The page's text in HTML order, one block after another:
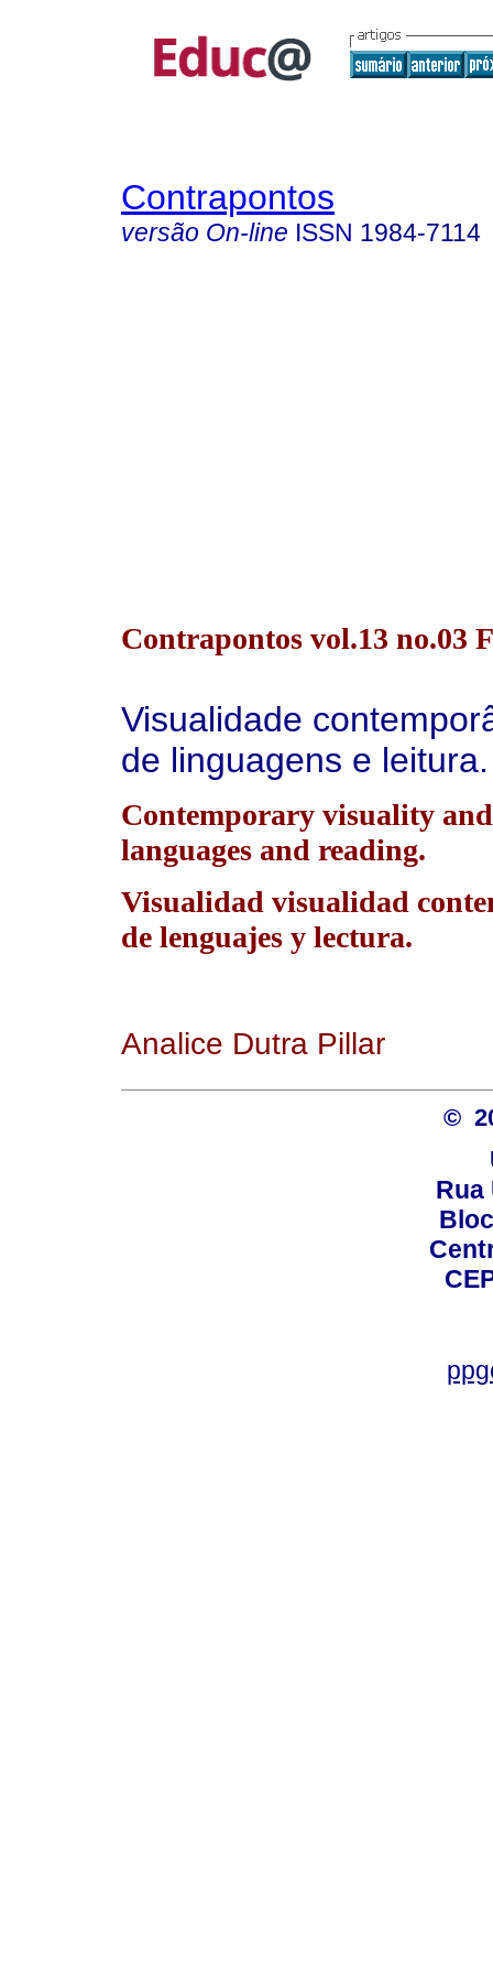
Contrapontos
versão On-line ISSN 1984-7114
Contrapontos vol.13 no.03
Visualidade
de linguagens e leitura.
Contemporary visuality
languages and reading.
Visualidad visualidad
de lenguajes y lectura.
Analice Dutra Pillar
©
Rua